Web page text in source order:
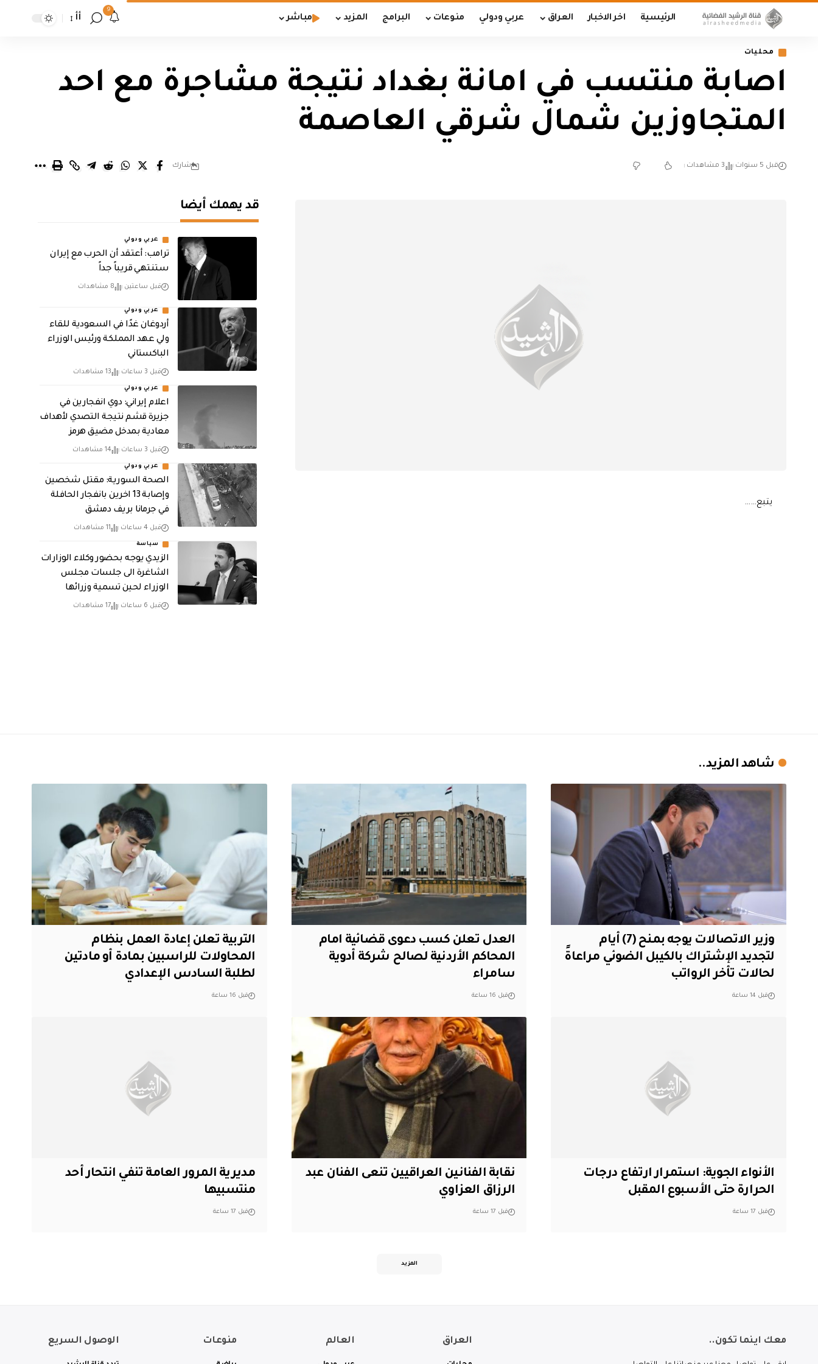
الرئيسية اخر الاخبار العراق عربي ودولي منوعات البرامج المزيد مباشر
9
أأ
محليات
اصابة منتسب في امانة بغداد نتيجة مشاجرة مع احد
المتجاوزين شمال شرقي العاصمة
قبل 5 سنوات 3 مشاهدات شارك
يتبع……
قد يهمك أيضا
عربي ودولي
‏ترامب: أعتقد أن الحرب مع إيران
ستنتهي قريباً جداً
قبل ساعتين 8 مشاهدات
عربي ودولي
أردوغان غدًا في السعودية للقاء
ولي عهد المملكة ورئيس الوزراء
الباكستاني
قبل 3 ساعات 13 مشاهدات
عربي ودولي
اعلام إيراني: دوي انفجارين في
جزيرة قشم نتيجة التصدي لأهداف
معادية بمدخل مضيق هرمز
قبل 3 ساعات 14 مشاهدات
عربي ودولي
الصحة السورية: مقتل شخصين
وإصابة 13 اخرين بانفجار الحافلة
في جرمانا بريف دمشق
قبل 4 ساعات 11 مشاهدات
سياسة
الزيدي يوجه بحضور وكلاء الوزارات
الشاغرة الى جلسات مجلس
الوزراء لحين تسمية وزرائها
قبل 6 ساعات 17 مشاهدات
شاهد المزيد..
وزير الاتصالات يوجه بمنح (7) أيام
لتجديد الإشتراك بالكيبل الضوئي مراعاةً
لحالات تأخر الرواتب
قبل 14 ساعة
العدل تعلن كسب دعوى قضائية امام
المحاكم الأردنية لصالح شركة أدوية
سامراء
قبل 16 ساعة
التربية تعلن إعادة العمل بنظام
المحاولات للراسبين بمادة أو مادتين
لطلبة السادس الإعدادي
قبل 16 ساعة
الأنواء الجوية: استمرار ارتفاع درجات
الحرارة حتى الأسبوع المقبل
قبل 17 ساعة
نقابة الفنانين العراقيين تنعى الفنان عبد
الرزاق العزاوي
قبل 17 ساعة
مديرية المرور العامة تنفي انتحار أحد
منتسبيها
قبل 17 ساعة
المزيد
معك اينما تكون.. العراق العالم منوعات الوصول السريع